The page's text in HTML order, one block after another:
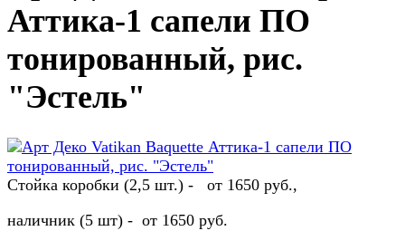
Аттика-1 сапели ПО
тонированный, рис.
"Эстель"
Стойка коробки (2,5 шт.) - от 1650 руб.,
наличник (5 шт) - от 1650 руб.